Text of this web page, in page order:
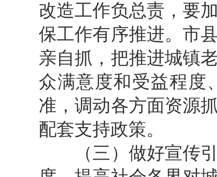
改造工作负总责，要
保工作有序推进。市
亲自抓，把推进城镇
众满意度和受益程度
准，调动各方面资源
配套支持政策。
（三）做好宣传